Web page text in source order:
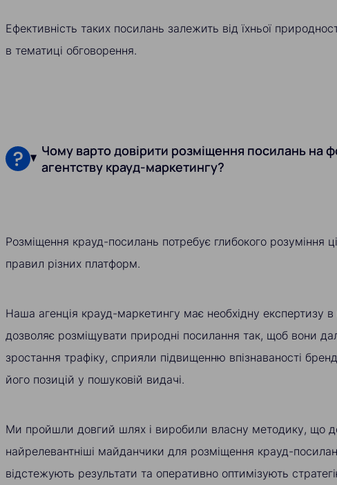
Ефективність таких посилань залежить від їхньої
в тематиці обговорення.
Чому варто довірити розміщення посилань на
агентству крауд-маркетингу?
Розміщення крауд-посилань потребує глибокого розуміння
правил різних платформ.
Наша агенція крауд-маркетингу має необхідну експертизу в
дозволяє розміщувати природні посилання так, щоб вони
зростання трафіку, сприяли підвищенню впізнаваності
його позицій у пошуковій видачі.
Ми пройшли довгий шлях і виробили власну методику, що
найрелевантніші майданчики для розміщення крауд-
відстежують результати та оперативно оптимізують